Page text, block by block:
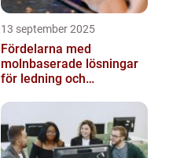
13 september 2025
Fördelarna med
molnbaserade lösningar
för ledning och